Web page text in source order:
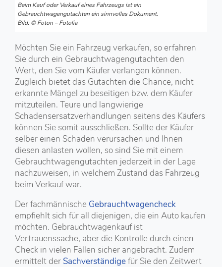
Beim Kauf oder Verkauf eines Fahrzeugs ist ein
Gebrauchtwagengutachten ein sinnvolles Dokument.
Bild: © Foton – Fotolia
Möchten Sie ein Fahrzeug verkaufen, so erfahren
Sie durch ein Gebrauchtwagengutachten den
Wert, den Sie vom Käufer verlangen können.
Zugleich bietet das Gutachten die Chance, nicht
erkannte Mängel zu beseitigen bzw. dem Käufer
mitzuteilen. Teure und langwierige
Schadensersatzverhandlungen seitens des Käufers
können Sie somit ausschließen. Sollte der Käufer
selber einen Schaden verursachen und Ihnen
diesen anlasten wollen, so sind Sie mit einem
Gebrauchtwagengutachten jederzeit in der Lage
nachzuweisen, in welchem Zustand das Fahrzeug
beim Verkauf war.
Der fachmännische Gebrauchtwagencheck
empfiehlt sich für all diejenigen, die ein Auto kaufen
möchten. Gebrauchtwagenkauf ist
Vertrauenssache, aber die Kontrolle durch einen
Check in vielen Fällen sicher angebracht. Zudem
ermittelt der Sachverständigefür Sie den Zeitwert